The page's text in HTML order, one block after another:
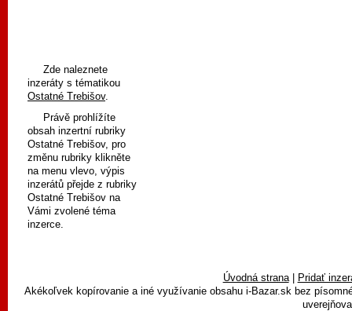
Zde naleznete
inzeráty s tématikou
Ostatné Trebišov.
Právě prohlížíte
obsah inzertní rubriky
Ostatné Trebišov, pro
změnu rubriky klikněte
na menu vlevo, výpis
inzerátů přejde z rubriky
Ostatné Trebišov na
Vámi zvolené téma
inzerce.
Úvodná strana|
Pridať
Akékoľvek kopírovanie a iné využívanie obsahu i-Bazar.sk bez